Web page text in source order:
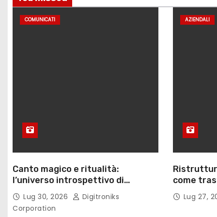
COMUNICATI
Canto magico e ritualità:
l’universo introspettivo di
Lilinanna
Lug 30, 2026
Digitroniks
Corporation
AZIENDALI
come
lavoro
Lug 27,